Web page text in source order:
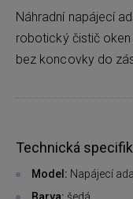
Náhradní napájecí
robotický čistič
bez koncovky do
Technická
Model: Napájecí
Barva: šedá